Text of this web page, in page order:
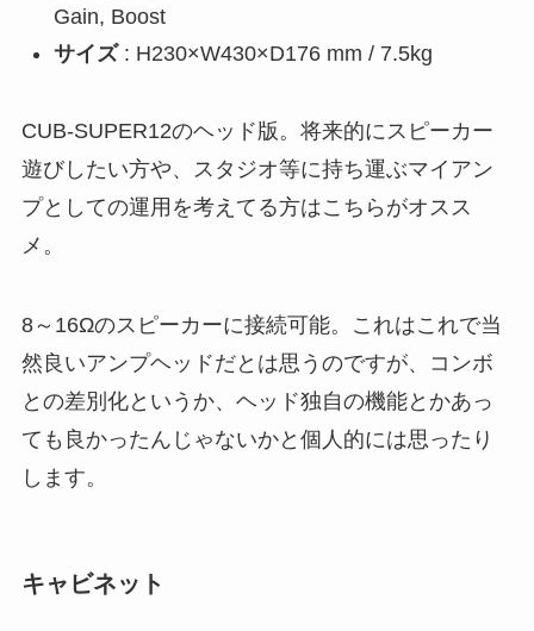
Gain, Boost
サイズ: H230×W430×D176 mm / 7.5kg
CUB-SUPER12のヘッド版。将来的にスピーカー
遊びしたい方や、スタジオ等に持ち運ぶマイアン
プとしての運用を考えてる方はこちらがオスス
メ。
8～16Ωのスピーカーに接続可能。これはこれで当
然良いアンプヘッドだとは思うのですが、コンボ
との差別化というか、ヘッド独自の機能とかあっ
ても良かったんじゃないかと個人的には思ったり
します。
キャビネット